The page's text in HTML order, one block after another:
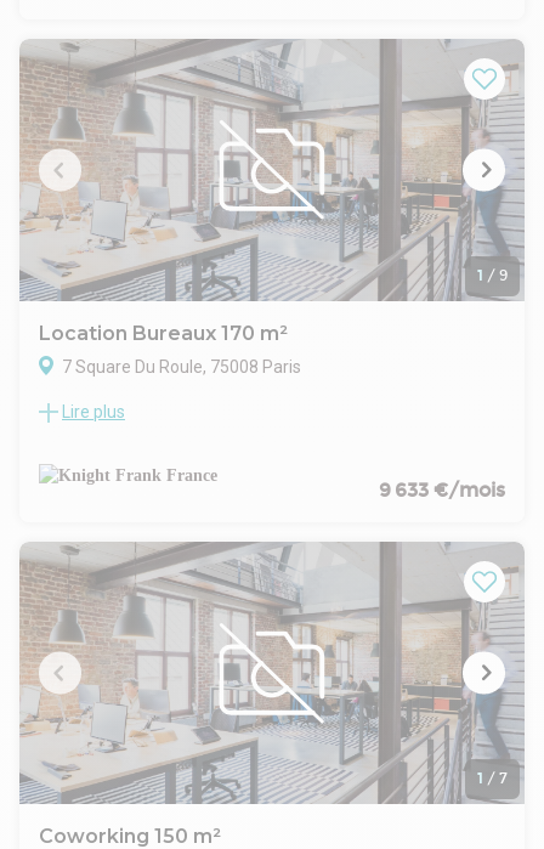
1 / 9
Location Bureaux 170 m²
7 Square Du Roule, 75008 Paris
A proximité immédiate du Parc Monceau, nous vous
Les bureaux sont d'un très bon standing, ils bénéficient de
beaux volumes, du cachet de l'ancien allié au moderne.
Lire plus
9 633 €/mois
1 / 7
Coworking 150 m²